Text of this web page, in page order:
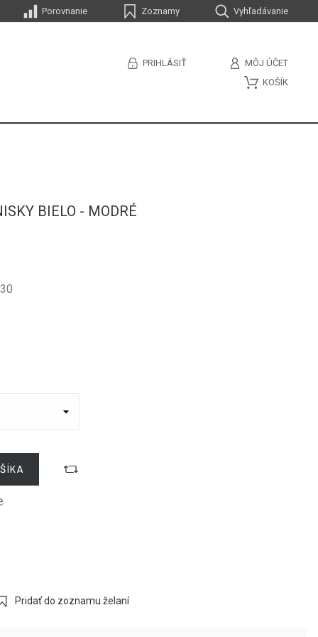
Porovnanie Zoznamy Vyhľadávanie
PRIHLÁSIŤ
MÔJ ÚČET
KOŠÍK
BIELO - MODRÉ
Pridať do zoznamu želaní